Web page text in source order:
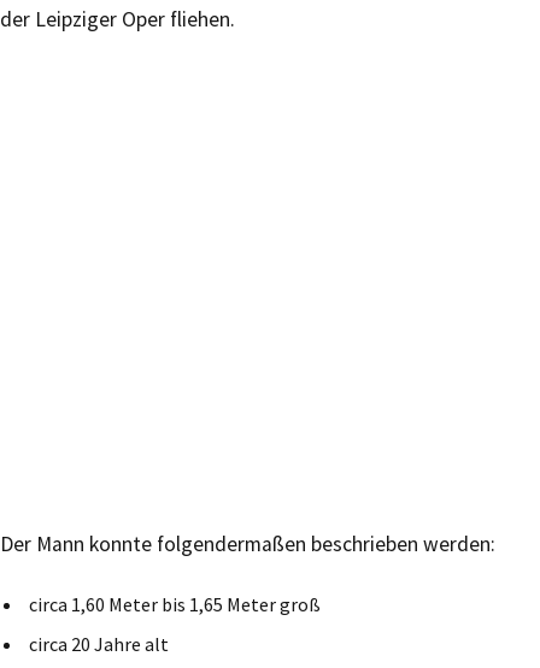
der Leipziger Oper fliehen.
Der Mann konnte folgendermaßen beschrieben werden:
circa 1,60 Meter bis 1,65 Meter groß
circa 20 Jahre alt